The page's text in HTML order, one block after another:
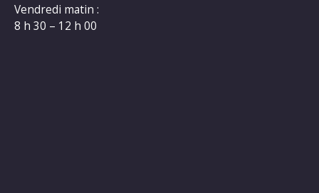
Vendredi matin :
8 h 30 – 12 h 00